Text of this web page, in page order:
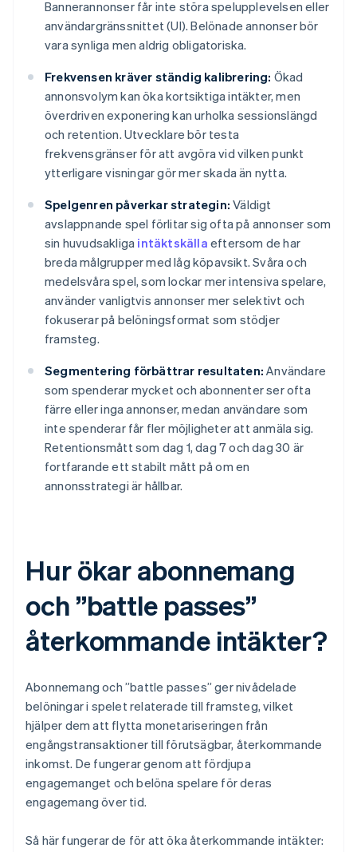
Bannerannonser får inte störa spelupplevelsen eller
användargränssnittet (UI). Belönade annonser bör
vara synliga men aldrig obligatoriska.
Frekvensen kräver ständig kalibrering: Ökad
annonsvolym kan öka kortsiktiga intäkter, men
överdriven exponering kan urholka sessionslängd
och retention. Utvecklare bör testa
frekvensgränser för att avgöra vid vilken punkt
ytterligare visningar gör mer skada än nytta.
Spelgenren påverkar strategin: Väldigt
avslappnande spel förlitar sig ofta på annonser som
sin huvudsakliga intäktskälla eftersom de har
breda målgrupper med låg köpavsikt. Svåra och
medelsvåra spel, som lockar mer intensiva spelare,
använder vanligtvis annonser mer selektivt och
fokuserar på belöningsformat som stödjer
framsteg.
Segmentering förbättrar resultaten: Användare
som spenderar mycket och abonnenter ser ofta
färre eller inga annonser, medan användare som
inte spenderar får fler möjligheter att anmäla sig.
Retentionsmått som dag 1, dag 7 och dag 30 är
fortfarande ett stabilt mått på om en
annonsstrategi är hållbar.
Hur ökar abonnemang
och ”battle passes”
återkommande intäkter?
Abonnemang och ”battle passes” ger nivådelade
belöningar i spelet relaterade till framsteg, vilket
hjälper dem att flytta monetariseringen från
engångstransaktioner till förutsägbar, återkommande
inkomst. De fungerar genom att fördjupa
engagemanget och belöna spelare för deras
engagemang över tid.
Så här fungerar de för att öka återkommande intäkter: